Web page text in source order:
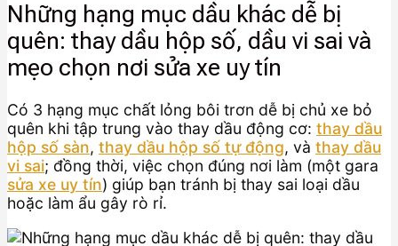
Những hạng mục dầu khác dễ bị
quên: thay dầu hộp số, dầu vi sai và
mẹo chọn nơi sửa xe uy tín
Có 3 hạng mục chất lỏng bôi trơn dễ bị chủ xe bỏ
quên khi tập trung vào thay dầu động cơ: thay dầu
hộp số sàn, thay dầu hộp số tự động, và thay dầu
vi sai; đồng thời, việc chọn đúng nơi làm (một gara
sửa xe uy tín) giúp bạn tránh bị thay sai loại dầu
hoặc làm ẩu gây rò rỉ.